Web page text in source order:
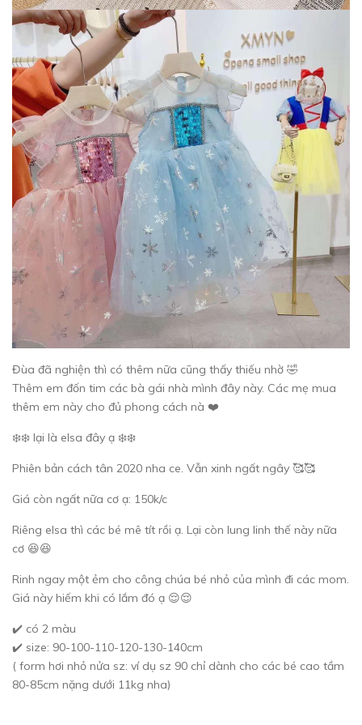
Đùa đã nghiện thì có thêm nữa cũng thấy thiếu nhờ 🤣
Thêm em đốn tim các bà gái nhà mình đây này. Các mẹ mua
thêm em này cho đủ phong cách nà ❤️
❄️❄️ lại là elsa đây ạ ❄️❄️
Phiên bản cách tân 2020 nha ce. Vẫn xinh ngất ngây 🥰🥰
Giá còn ngất nữa cơ ạ: 150k/c
Riêng elsa thì các bé mê tít rồi ạ. Lại còn lung linh thế này nữa
cơ 😆😆
Rinh ngay một ẻm cho công chúa bé nhỏ của mình đi các mom.
Giá này hiếm khi có lắm đó ạ 😌😌
✔️ có 2 màu
✔️ size: 90-100-110-120-130-140cm
( form hơi nhỏ nửa sz: ví dụ sz 90 chỉ dành cho các bé cao tầm
80-85cm nặng dưới 11kg nha)